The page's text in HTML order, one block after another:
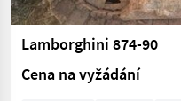
Lamborghini 874-90
Cena na vyžádání